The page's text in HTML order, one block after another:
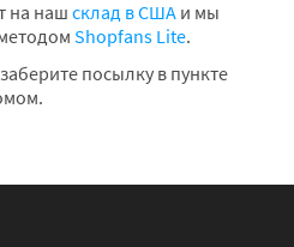
на наш склад в США и мы
Shopfans Lite.
посылку в пункте